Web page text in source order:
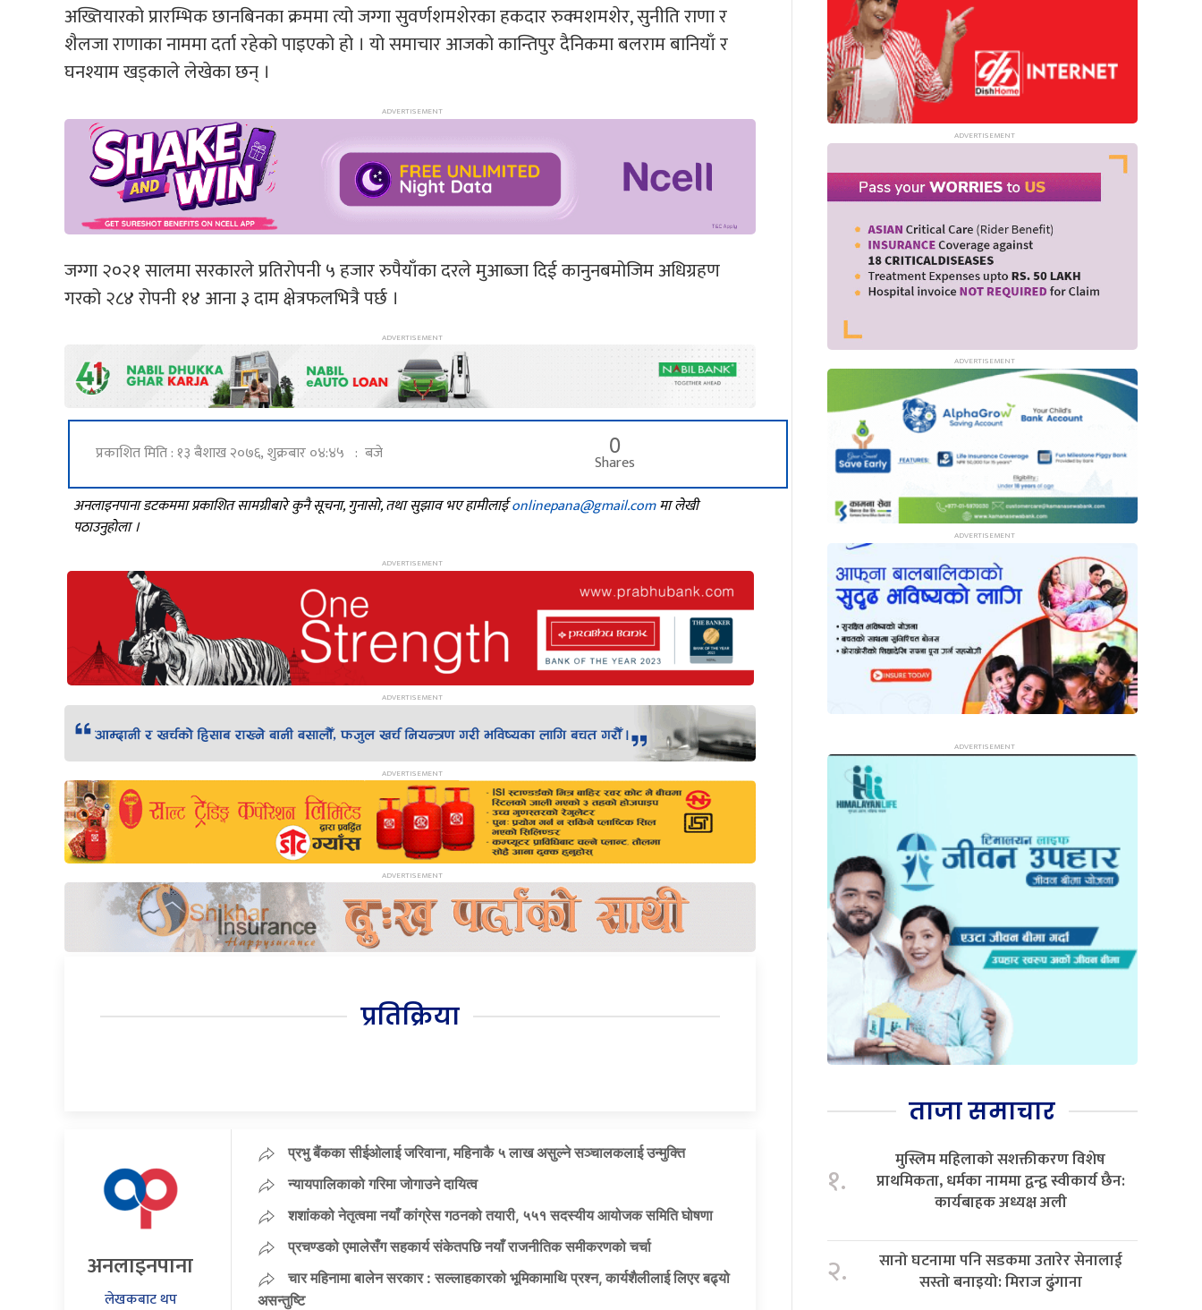
अख्तियारको प्रारम्भिक छानबिनका क्रममा त्यो जग्गा सुवर्णशमशेरका हकदार रुक्मशमशेर, सुनीति राणा र
शैलजा राणाका नाममा दर्ता रहेको पाइएको हो । यो समाचार आजको कान्तिपुर दैनिकमा बलराम बानियाँ र
घनश्याम खड्काले लेखेका छन् ।
जग्गा २०२१ सालमा सरकारले प्रतिरोपनी ५ हजार रुपैयाँका दरले मुआब्जा दिई कानुनबमोजिम अधिग्रहण
गरको २८४ रोपनी १४ आना ३ दाम क्षेत्रफलभित्रै पर्छ ।
प्रकाशित मिति : १३ बैशाख २०७६, शुक्रबार ०४:४५ : बजे 0
Shares
अनलाइनपाना डटकममा प्रकाशित सामग्रीबारे कुनै सूचना, गुनासो, तथा सुझाव भए हामीलाईonlinepana@gmail.comमा लेखी
पठाउनुहोला ।
प्रतिक्रिया
अनलाइनपाना
लेखकबाट थप
प्रभु बैंकका सीईओलाई जरिवाना, महिनाकै ५ लाख असुल्ने सञ्चालकलाई उन्मुक्ति
न्यायपालिकाको गरिमा जोगाउने दायित्व
शशांकको नेतृत्वमा नयाँ कांग्रेस गठनको तयारी, ५५१ सदस्यीय आयोजक समिति घोषणा
प्रचण्डको एमालेसँग सहकार्य संकेतपछि नयाँ राजनीतिक समीकरणको चर्चा
चार महिनामा बालेन सरकार : सल्लाहकारको भूमिकामाथि प्रश्न, कार्यशैलीलाई लिएर बढ्यो
असन्तुष्टि
ताजा समाचार
१.
मुस्लिम महिलाको सशक्तीकरण विशेष
प्राथमिकता, धर्मका नाममा द्वन्द्व स्वीकार्य छैन:
कार्यबाहक अध्यक्ष अली
२.
सानो घटनामा पनि सडकमा उतारेर सेनालाई
सस्तो बनाइयो: मिराज ढुंगाना